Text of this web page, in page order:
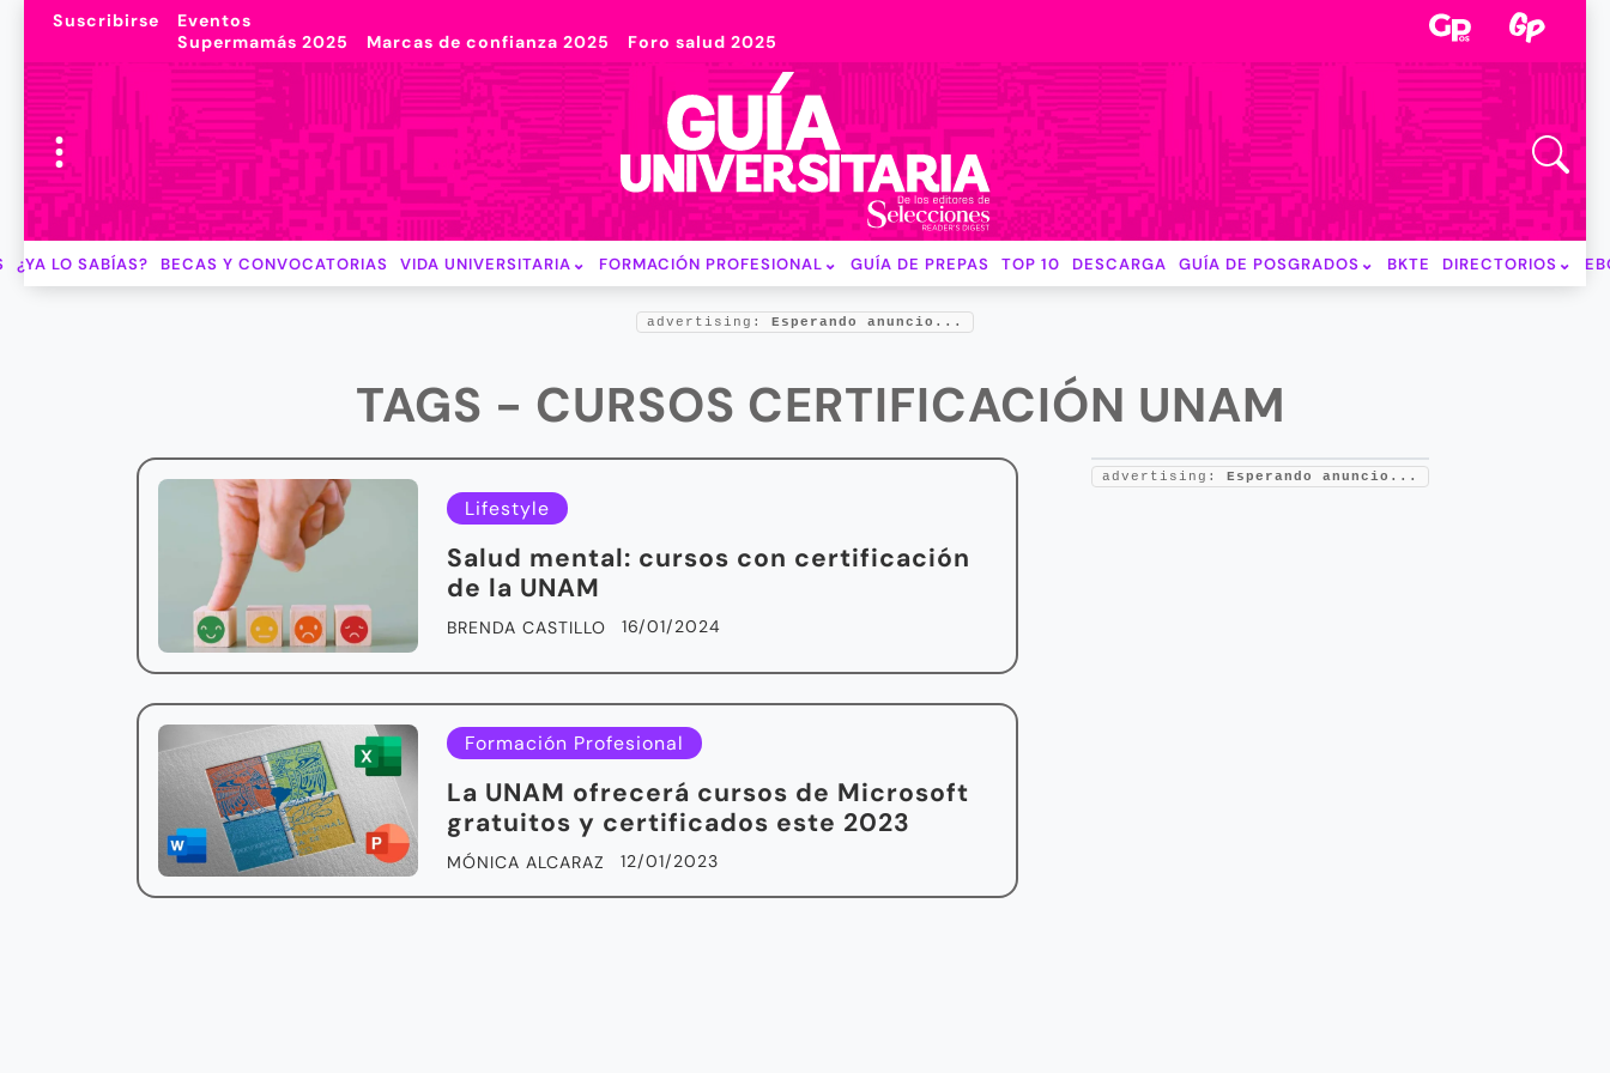
Suscribirse
Eventos
Supermamás 2025
Marcas de confianza 2025 Foro salud 2025
¿YA LO SABÍAS? BECAS Y CONVOCATORIAS VIDA UNIVERSITARIA FORMACIÓN PROFESIONAL GUÍA DE PREPAS TOP 10 DESCARGA GUÍA DE POSGRADOS BKTE DIRECTORIOS
advertising: Esperando anuncio...
TAGS - CURSOS CERTIFICACIÓN UNAM
Lifestyle
Salud mental: cursos con certificación
de la UNAM
BRENDA CASTILLO 16/01/2024
Formación Profesional
La UNAM ofrecerá cursos de Microsoft
gratuitos y certificados este 2023
MÓNICA ALCARAZ 12/01/2023
advertising: Esperando anuncio...